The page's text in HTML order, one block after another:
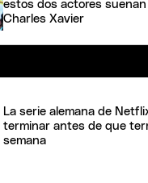
estos dos actores
Charles Xavier
La serie alemana de
terminar antes de que
semana